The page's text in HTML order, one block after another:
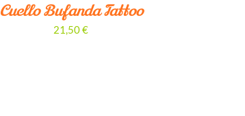
Cuello Bufanda Tattoo
21,50€